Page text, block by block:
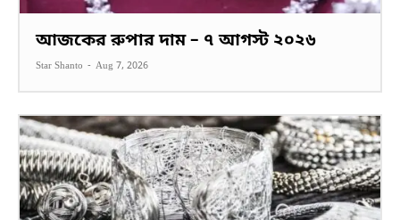
আজকের রুপার দাম – ৭ আগস্ট ২০২৬
Star Shanto - Aug 7, 2026